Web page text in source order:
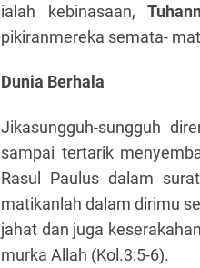
ialah kebinasaan,
pikiranmereka semata-
Dunia Berhala
Jikasungguh-sungguh
sampai tertarik
Rasul Paulus dalam
matikanlah dalam dirimu
jahat dan juga
murka Allah (Kol.3:5-6).